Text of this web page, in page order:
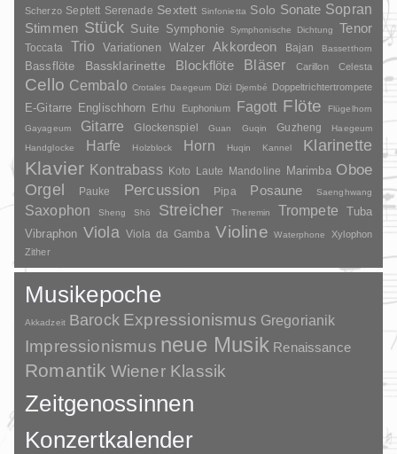
Scherzo Septett Serenade Sextett Sinfonietta Solo Sonate Sopran
Stimmen Stück Suite Symphonie Symphonische Dichtung Tenor
Toccata Trio Variationen Walzer Akkordeon Bajan Bassetthorn
Bassflöte Bassklarinette Blockflöte Bläser Carillon Celesta
Cello Cembalo Crotales Daegeum Dizi Djembé Doppeltrichtertrompete
E-Gitarre Englischhorn Erhu Euphonium Fagott Flöte
Flügelhorn
Gayageum
Gitarre Glockenspiel Guan Guqin Guzheng
Haegeum
Handglocke
Harfe Holzblock Horn Huqin Kannel Klarinette
Klavier Kontrabass Koto Laute Mandoline Marimba Oboe
Orgel Pauke Percussion Pipa Posaune Saenghwang
Saxophon Sheng Shō Streicher Theremin Trompete
Tuba
Vibraphon Viola Viola da Gamba Violine Waterphone
Xylophon
Zither
Musikepoche
Akkadzeit Barock Expressionismus Gregorianik
Impressionismus neue Musik Renaissance
Romantik Wiener Klassik
Zeitgenossinnen
Konzertkalender